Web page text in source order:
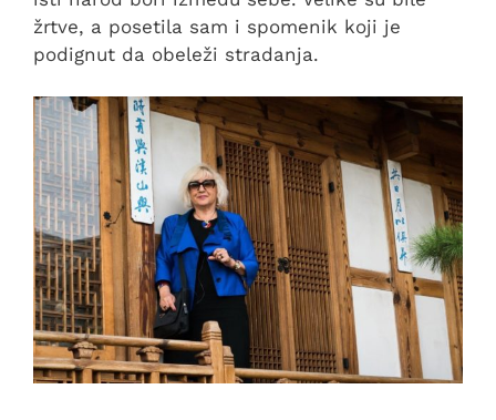
žrtve, a posetila sam i spomenik koji je
podignut da obeleži stradanja.